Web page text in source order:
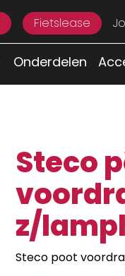
Fietslease
Onderdelen
Steco
z/
Steco poot